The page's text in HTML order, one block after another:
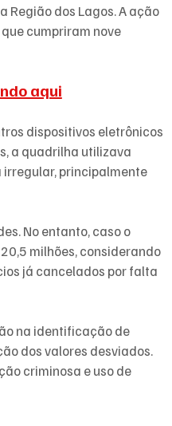
dos Lagos. A ação
cumpriram nove
aqui
dispositivos eletrônicos
a quadrilha utilizava
principalmente
No entanto, caso o
milhões, considerando
já cancelados por falta
na identificação de
dos valores desviados.
criminosa e uso de